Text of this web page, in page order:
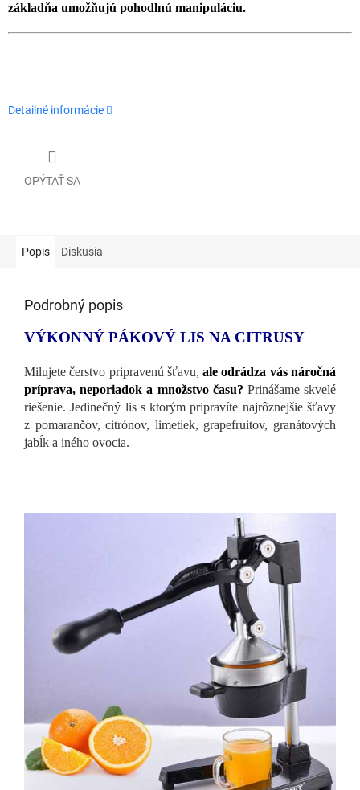
základňa umožňujú pohodlnú manipuláciu.
Detailné informácie
OPÝTAŤ SA
Popis Diskusia
Podrobný popis
VÝKONNÝ PÁKOVÝ LIS NA CITRUSY
Milujete čerstvo pripravenú šťavu, ale odrádza vás náročná
príprava, neporiadok a množstvo času? Prinášame skvelé
riešenie. Jedinečný lis s ktorým pripravíte najrôznejšie šťavy
z pomarančov, citrónov, limetiek, grapefruitov, granátových
jabĺk a iného ovocia.